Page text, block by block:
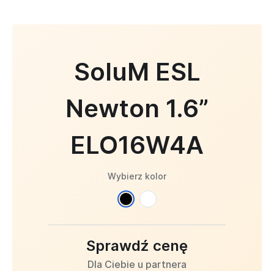
SoluM ESL
Newton 1.6”
ELO16W4A
Wybierz kolor
Sprawdź cenę
Dla Ciebie u partnera